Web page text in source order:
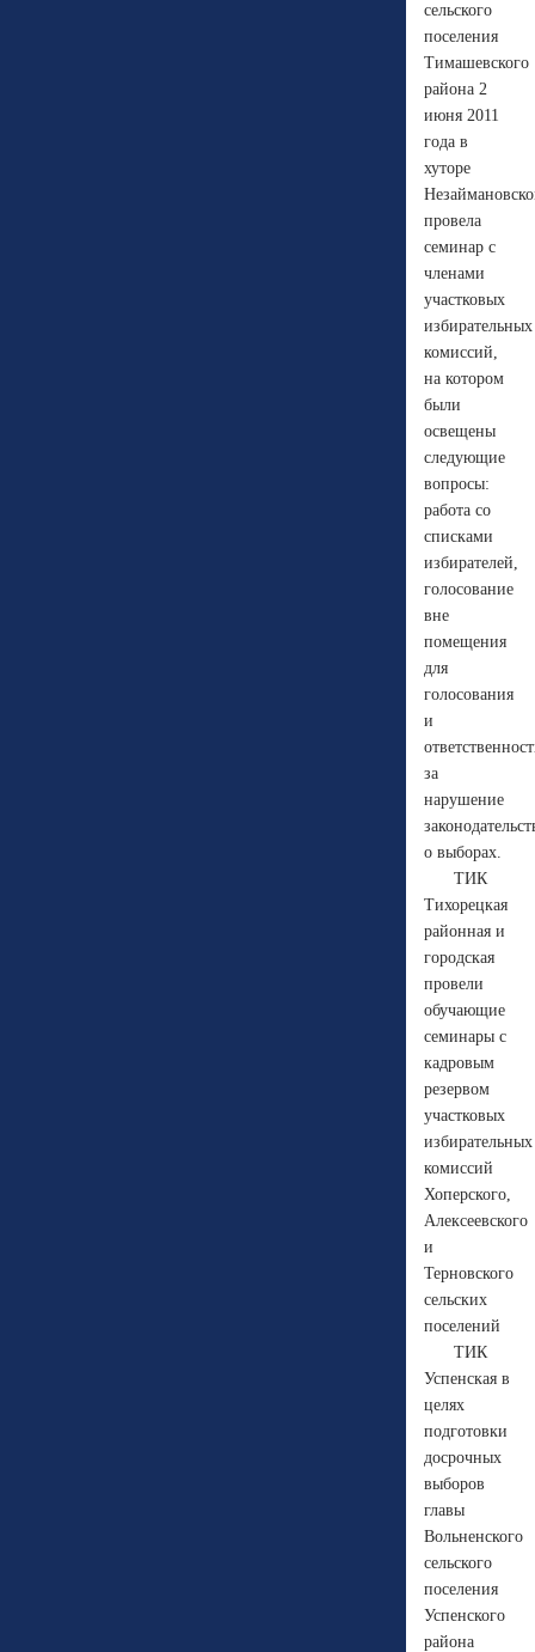
сельского
поселения
Тимашевского
района 2
июня 2011
года в
хуторе
провела
семинар с
членами
участковых
избирательных
комиссий,
на котором
были
освещены
следующие
вопросы:
работа со
списками
избирателей,
голосование
вне
помещения
для
голосования
и
за
нарушение
о выборах.
ТИК
Тихорецкая
районная и
городская
провели
обучающие
семинары с
кадровым
резервом
участковых
избирательных
комиссий
Хоперского,
Алексеевского
и
Терновского
сельских
поселений
ТИК
Успенская в
целях
подготовки
досрочных
выборов
главы
Вольненского
сельского
поселения
Успенского
района